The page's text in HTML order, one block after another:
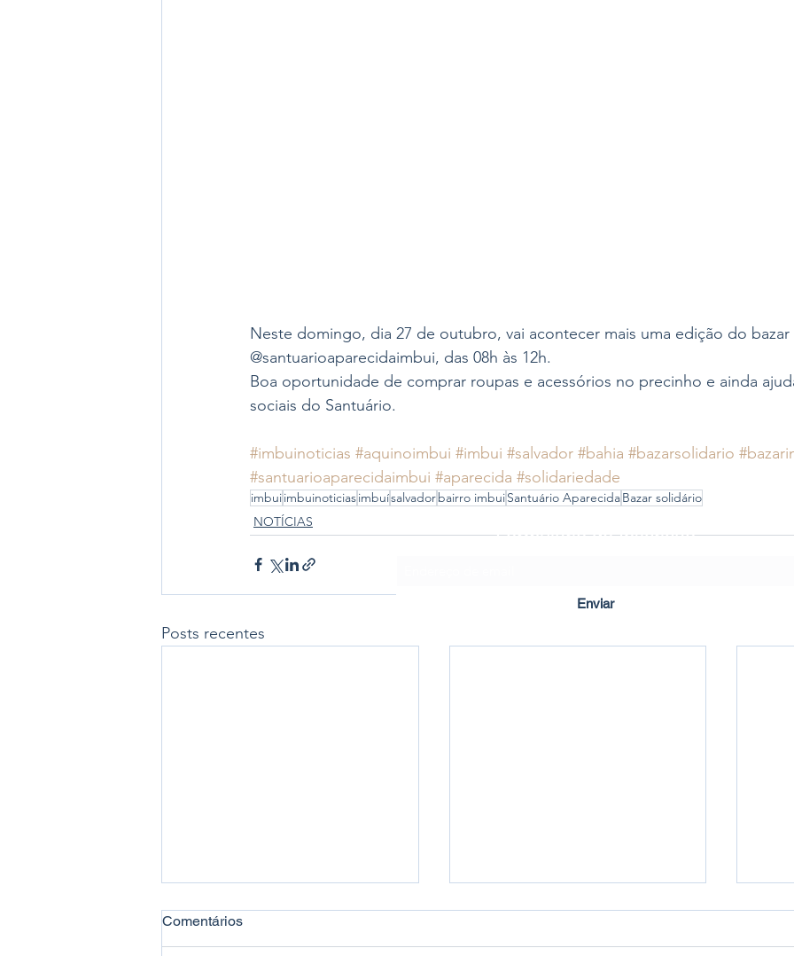
Neste domingo, dia 27 de outubro, vai acontecer mais uma edição do
@santuarioaparecidaimbui, das 08h às 12h.
Boa oportunidade de comprar roupas e acessórios no precinho e ainda
sociais do Santuário.
#imbuinoticias #aquinoimbui #imbui #salvador #bahia #bazarsolidario
#santuarioaparecidaimbui #aparecida #solidariedade
imbuiimbuinoticiasimbuísalvadorbairro imbuiSantuário AparecidaBazar solidário
NOTÍCIAS
Posts recentes
Comentários
Formulário de Inscrição
Enviar